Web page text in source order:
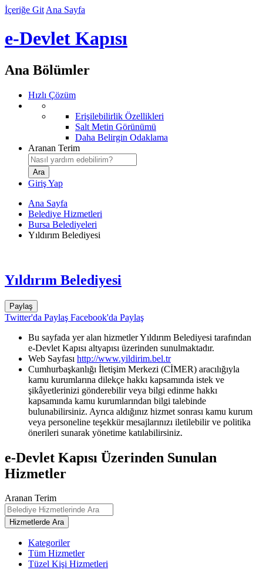
İçeriğe Git Ana Sayfa
e-Devlet Kapısı
Ana Bölümler
Hızlı Çözüm
Erişilebilirlik Özellikleri
Salt Metin Görünümü
Daha Belirgin Odaklama
Aranan Terim
Giriş Yap
Ana Sayfa
Belediye Hizmetleri
Bursa Belediyeleri
Yıldırım Belediyesi
Yıldırım Belediyesi
Paylaş
Twitter'da Paylaş Facebook'da Paylaş
Bu sayfada yer alan hizmetler Yıldırım Belediyesi tarafından
e-Devlet Kapısı altyapısı üzerinden sunulmaktadır.
Web Sayfası http://www.yildirim.bel.tr
Cumhurbaşkanlığı İletişim Merkezi (CİMER) aracılığıyla
kamu kurumlarına dilekçe hakkı kapsamında istek ve
şikâyetlerinizi gönderebilir veya bilgi edinme hakkı
kapsamında kamu kurumlarından bilgi talebinde
bulunabilirsiniz. Ayrıca aldığınız hizmet sonrası kamu kurum
veya personeline teşekkür mesajlarınızı iletilebilir ve politika
önerileri sunarak yönetime katılabilirsiniz.
e-Devlet Kapısı Üzerinden Sunulan
Hizmetler
Aranan Terim
Kategoriler
Tüm Hizmetler
Tüzel Kişi Hizmetleri